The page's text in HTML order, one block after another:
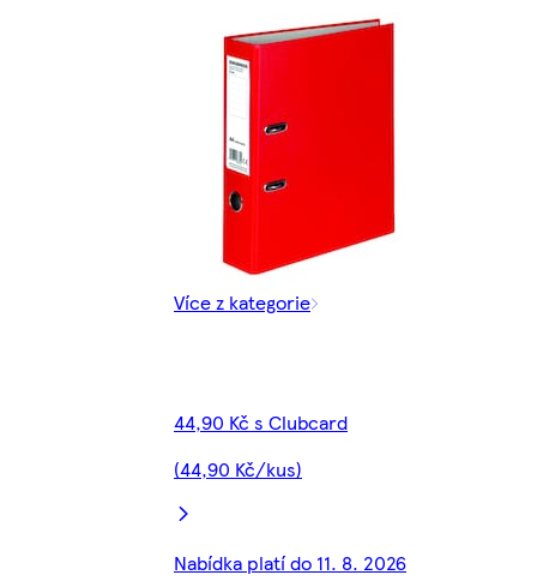
Více z kategorie
44,90 Kč s Clubcard
(44,90 Kč/kus)
Nabídka platí do 11. 8. 2026